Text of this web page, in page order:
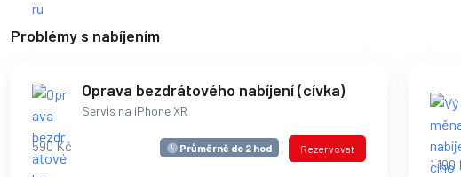
Problémy s nabíjením
Oprava bezdrátového nabíjení (cívka)
Servis na iPhone XR
590 Kč Průměrně do 2 hod Rezervovat
1 190